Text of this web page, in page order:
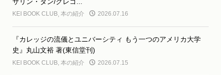
KEI BOOK CLUB, 本の紹介 2026.07.16
『カレッジの流儀とユニバーシティ もう一つのアメリカ大学
史』丸山文裕 著(東信堂刊)
KEI BOOK CLUB, 本の紹介 2026.07.15